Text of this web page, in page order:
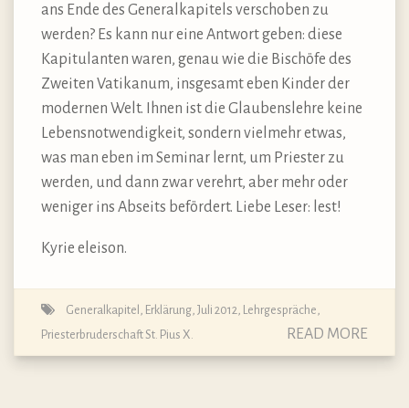
ans Ende des Generalkapitels verschoben zu
werden? Es kann nur eine Antwort geben: diese
Kapitulanten waren, genau wie die Bischöfe des
Zweiten Vatikanum, insgesamt eben Kinder der
modernen Welt. Ihnen ist die Glaubenslehre keine
Lebensnotwendigkeit, sondern vielmehr etwas,
was man eben im Seminar lernt, um Priester zu
werden, und dann zwar verehrt, aber mehr oder
weniger ins Abseits befördert. Liebe Leser: lest!
Kyrie eleison.
Generalkapitel, Erklärung, Juli 2012 Lehrgespräche
Priesterbruderschaft St. Pius X.
READ MORE